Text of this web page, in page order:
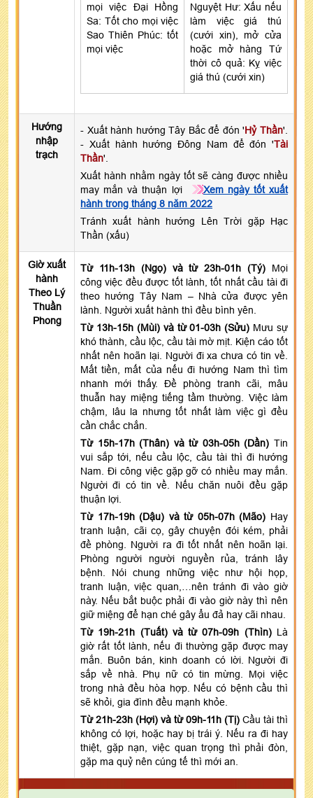
mọi việc Đại Hồng
Sa: Tốt cho mọi việc
Sao Thiên Phúc: tốt
mọi việc
Nguyệt Hư: Xấu nếu
làm việc giá thú
(cưới xin), mở cửa
hoặc mở hàng Tứ
thời cô quả: Kỵ việc
giá thú (cưới xin)
Hướng
nhập
trạch
- Xuất hành hướng Tây Bắc để đón 'Hỷ Thần'.
- Xuất hành hướng Đông Nam để đón 'Tài
Thần'.
Xuất hành nhằm ngày tốt sẽ càng được nhiều
may mắn và thuận lợi
Xem ngày tốt xuất
hành trong tháng 8 năm 2022
Tránh xuất hành hướng Lên Trời gặp Hạc
Thần (xấu)
Giờ xuất
hành
Theo Lý
Thuần
Phong
Từ 11h-13h (Ngọ) và từ 23h-01h (Tý)
Mọi
công việc đều được tốt lành, tốt nhất cầu tài đi
theo hướng Tây Nam – Nhà cửa được yên
lành. Người xuất hành thì đều bình yên.
Từ 13h-15h (Mùi) và từ 01-03h (Sửu) Mưu sự
khó thành, cầu lộc, cầu tài mờ mịt. Kiện cáo tốt
nhất nên hoãn lại. Người đi xa chưa có tin về.
Mất tiền, mất của nếu đi hướng Nam thì tìm
nhanh mới thấy. Đề phòng tranh cãi, mâu
thuẫn hay miệng tiếng tầm thường. Việc làm
chậm, lâu la nhưng tốt nhất làm việc gì đều
cần chắc chắn.
Từ 15h-17h (Thân) và từ 03h-05h (Dần) Tin
vui sắp tới, nếu cầu lộc, cầu tài thì đi hướng
Nam. Đi công việc gặp gỡ có nhiều may mắn.
Người đi có tin về. Nếu chăn nuôi đều gặp
thuận lợi.
Từ 17h-19h (Dậu) và từ 05h-07h (Mão) Hay
tranh luận, cãi cọ, gây chuyện đói kém, phải
đề phòng. Người ra đi tốt nhất nên hoãn lại.
Phòng người người nguyền rủa, tránh lây
bệnh. Nói chung những việc như hội họp,
tranh luận, việc quan,…nên tránh đi vào giờ
này. Nếu bắt buộc phải đi vào giờ này thì nên
giữ miệng để hạn ché gây ẩu đả hay cãi nhau.
Từ 19h-21h (Tuất) và từ 07h-09h (Thìn) Là
giờ rất tốt lành, nếu đi thường gặp được may
mắn. Buôn bán, kinh doanh có lời. Người đi
sắp về nhà. Phụ nữ có tin mừng. Mọi việc
trong nhà đều hòa hợp. Nếu có bệnh cầu thì
sẽ khỏi, gia đình đều mạnh khỏe.
Từ 21h-23h (Hợi) và từ 09h-11h (Tị) Cầu tài thì
không có lợi, hoặc hay bị trái ý. Nếu ra đi hay
thiệt, gặp nạn, việc quan trọng thì phải đòn,
gặp ma quỷ nên cúng tế thì mới an.